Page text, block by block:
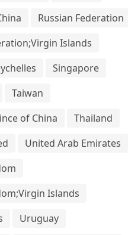
Russian Federation
Islands
Singapore
Taiwan
of China
Thailand
United Arab Emirates
Islands
Uruguay